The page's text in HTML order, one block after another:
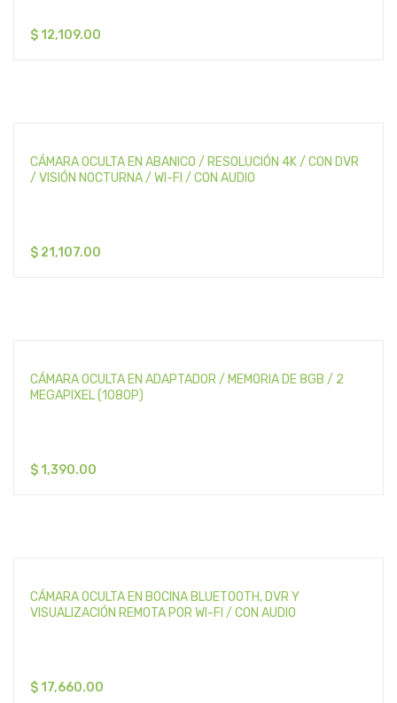
$ 12,109.00
CÁMARA OCULTA EN ABANICO / RESOLUCIÓN 4K / CON DVR
/ VISIÓN NOCTURNA / WI-FI / CON AUDIO
$ 21,107.00
CÁMARA OCULTA EN ADAPTADOR / MEMORIA DE 8GB / 2
MEGAPIXEL (1080P)
$ 1,390.00
CÁMARA OCULTA EN BOCINA BLUETOOTH, DVR Y
VISUALIZACIÓN REMOTA POR WI-FI / CON AUDIO
$ 17,660.00